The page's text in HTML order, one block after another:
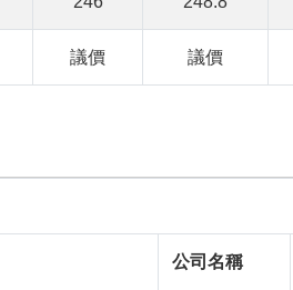
議價 議價
公司名稱